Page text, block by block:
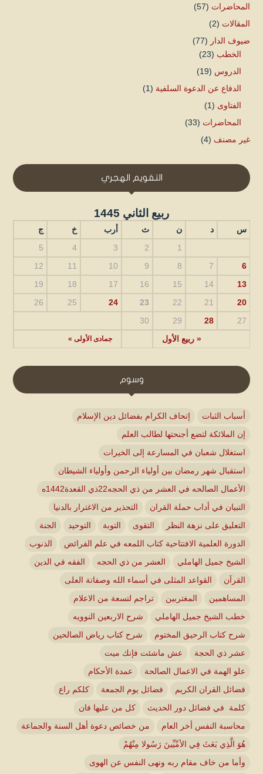
المحاضرات (57)
المقالات (2)
ضيوف الدار (77)
الخطب (23)
الدروس (19)
الدفاع عن الدعوة السلفية (1)
الفتاوى (1)
المحاضرات (33)
غير مصنف (4)
التقويم الهجري
ربيع الثاني 1445
س د ن ث أرب خ ج
« ربيع الأول جمادى الأولى »
1
2
3
4
5
6
7
8
9
10
11
12
13
14
15
16
17
18
19
20
21
22
23
24
25
26
27
28
29
30
وسوم
أسباب الثبات
إتحاف الكرام بفضائل دين الإسلام
إن الملائكة لتضع أجنحتها لطالب العلم
استغلال شعبان في المسارعة إلى الخيرات
استقبال شهر رمضان بين أولياء الرحمن وأولياء الشيطان
الأعمال الصالحه في العشر من ذي الحجه22ذي القعدة1442ه
التبيان في أداب حملة القران
التحذير من الاغترار بالدنيا
التعليق على نزهة النظر
التقوى التوبة التوحيد
الجنة
الدورة العلمية الافتتاحية كتاب اللمعه في علم الفرائض
الذنوب
الشيخ جميل الهاملي
العشر من ذي الحجه
الفقه في الدين
القرآن
القواعد المثلى في أسماء الله وصفاتة العلى
المساهمين
المغتربين
تراجم لتسعة من الاعلام
خطب الشيخ جميل الهاملي
شرح الاربعين النوويه
شرح كتاب الرحيق المختوم
شرح كتاب رياض الصالحين
عشر ذي الحجة
عش ماشئت فإنك ميت
علو الهمة في الاعمال الصالحة
عمدة الأحكام
فضائل القران الكريم
فضائل يوم الجمعة
كلكم راع
كلمة في فضائل دور الحديث
كل من عليها فان
محاسبة النفس أخر العام
من خصائص دعوة أهل السنة والجماعة
هُوَ الَّذِي بَعَثَ فِي الأمِّيِّينَ رَسُولا مِنْهُمْ
وأما من خاف مقام ربه ونهى النفس عن الهوى